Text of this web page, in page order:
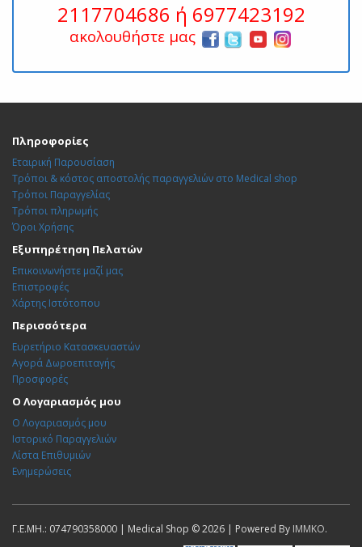
2117704686 ή 6977423192
ακολουθήστε μας
Πληροφορίες
Εταιρική Παρουσίαση
Τρόποι & κόστος αποστολής παραγγελιών στο Medical shop
Τρόποι Παραγγελίας
Τρόποι πληρωμής
Όροι Χρήσης
Εξυπηρέτηση Πελατών
Επικοινωνήστε μαζί μας
Επιστροφές
Χάρτης Ιστότοπου
Περισσότερα
Ευρετήριο Κατασκευαστών
Αγορά Δωροεπιταγής
Προσφορές
Ο Λογαριασμός μου
Ο Λογαριασμός μου
Ιστορικό Παραγγελιών
Λίστα Επιθυμιών
Ενημερώσεις
Γ.Ε.ΜΗ.: 074790358000 | Medical Shop © 2026 | Powered By IMMKO.